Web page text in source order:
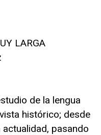
LARGA
de la lengua
histórico; desde
pasando